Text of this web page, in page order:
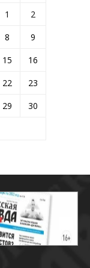
1
2
8
9
15
16
22
23
29
30